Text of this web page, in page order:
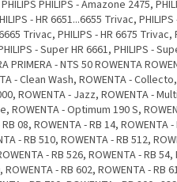
PHILIPS - Amazone 2475,
- HR 6651...6655 Trivac,
Trivac, PHILIPS - HR 6675 Trivac,
- Super HR 6661, PHILIPS -
PRIMERA - NTS 50 ROWENTA
- Clean Wash, ROWENTA -
ROWENTA - Jazz, ROWENTA -
ROWENTA - Optimum 190 S,
08, ROWENTA - RB 14, ROWENTA
- RB 510, ROWENTA - RB 512,
- RB 526, ROWENTA - RB
- RB 602, ROWENTA - RB